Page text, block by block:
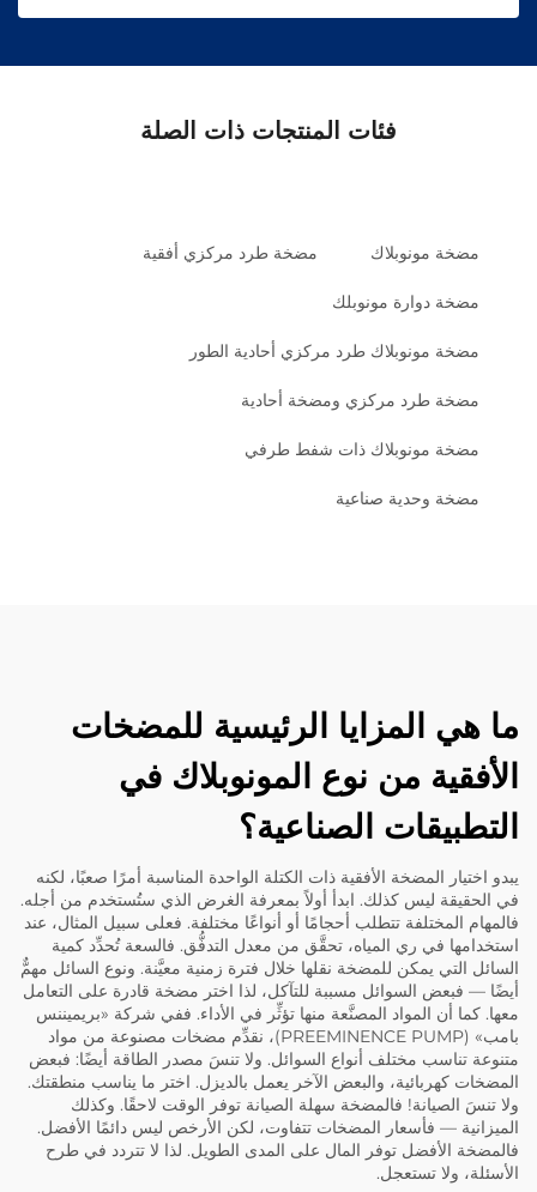
فئات المنتجات ذات الصلة
مضخة مونوبلاك مضخة طرد مركزي أفقية
مضخة دوارة مونوبلك
مضخة مونوبلاك طرد مركزي أحادية الطور
مضخة طرد مركزي ومضخة أحادية
مضخة مونوبلاك ذات شفط طرفي
مضخة وحدية صناعية
ما هي المزايا الرئيسية للمضخات
الأفقية من نوع المونوبلاك في
التطبيقات الصناعية؟
يبدو اختيار المضخة الأفقية ذات الكتلة الواحدة المناسبة أمرًا صعبًا، لكنه
في الحقيقة ليس كذلك. ابدأ أولاً بمعرفة الغرض الذي ستُستخدم من أجله.
فالمهام المختلفة تتطلب أحجامًا أو أنواعًا مختلفة. فعلى سبيل المثال، عند
استخدامها في ري المياه، تحقَّق من معدل التدفُّق. فالسعة تُحدِّد كمية
السائل التي يمكن للمضخة نقلها خلال فترة زمنية معيَّنة. ونوع السائل مهمٌّ
أيضًا — فبعض السوائل مسببة للتآكل، لذا اختر مضخة قادرة على التعامل
معها. كما أن المواد المصنَّعة منها تؤثِّر في الأداء. ففي شركة «بريميننس
بامب» (PREEMINENCE PUMP)، نقدِّم مضخات مصنوعة من مواد
متنوعة تناسب مختلف أنواع السوائل. ولا تنسَ مصدر الطاقة أيضًا: فبعض
المضخات كهربائية، والبعض الآخر يعمل بالديزل. اختر ما يناسب منطقتك.
ولا تنسَ الصيانة! فالمضخة سهلة الصيانة توفر الوقت لاحقًا. وكذلك
الميزانية — فأسعار المضخات تتفاوت، لكن الأرخص ليس دائمًا الأفضل.
فالمضخة الأفضل توفر المال على المدى الطويل. لذا لا تتردد في طرح
الأسئلة، ولا تستعجل.